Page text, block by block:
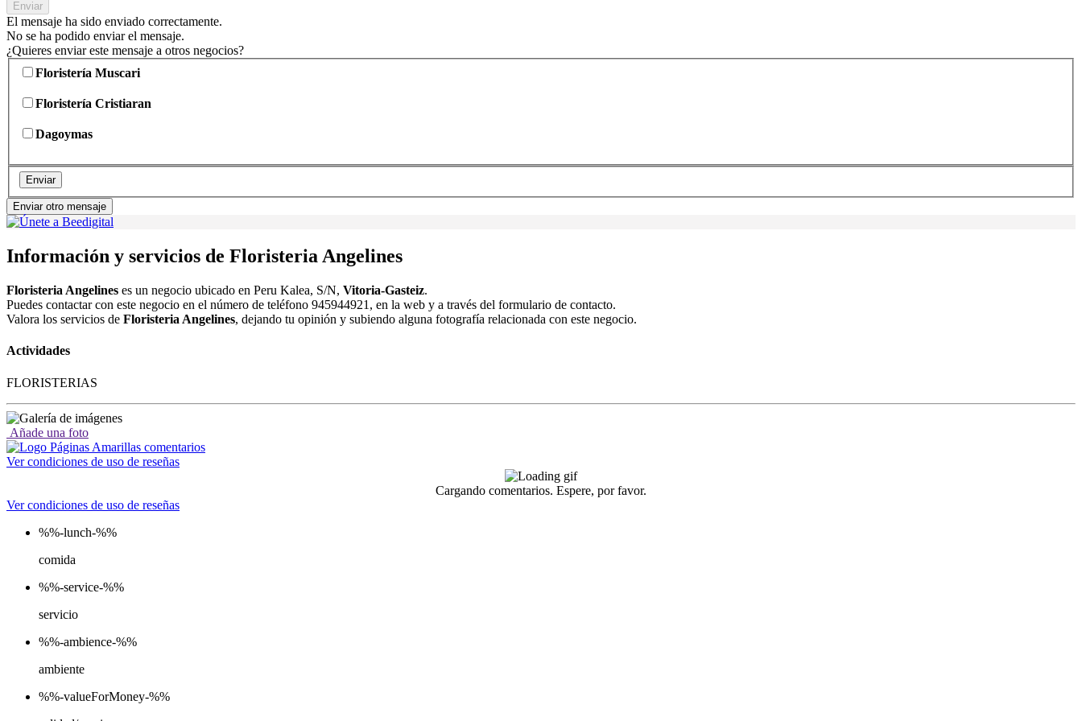
Enviar
El mensaje ha sido enviado correctamente.
No se ha podido enviar el mensaje.
¿Quieres enviar este mensaje a otros negocios?
Floristería Muscari
Floristería Cristiaran
Dagoymas
Enviar
Enviar otro mensaje
Información y servicios de Floristeria Angelines
Floristeria Angelines es un negocio ubicado en Peru Kalea, S/N, Vitoria-Gasteiz.
Puedes contactar con este negocio en el número de teléfono 945944921, en la web y a través del formulario de contacto.
Valora los servicios de Floristeria Angelines, dejando tu opinión y subiendo alguna fotografía relacionada con este negocio.
Actividades
FLORISTERIAS
Añade una foto
Ver condiciones de uso de reseñas
Cargando comentarios. Espere, por favor.
Ver condiciones de uso de reseñas
%%-lunch-%%
comida
%%-service-%%
servicio
%%-ambience-%%
ambiente
%%-valueForMoney-%%